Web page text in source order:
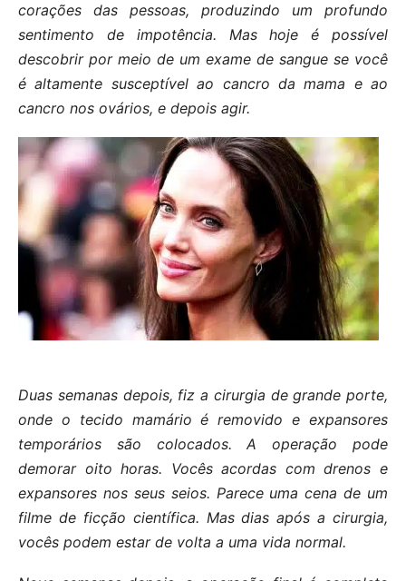
corações das pessoas, produzindo um profundo
sentimento de impotência. Mas hoje é possível
descobrir por meio de um exame de sangue se você
é altamente susceptível ao cancro da mama e ao
cancro nos ovários, e depois agir.
Duas semanas depois, fiz a cirurgia de grande porte,
onde o tecido mamário é removido e expansores
temporários são colocados. A operação pode
demorar oito horas. Vocês acordas com drenos e
expansores nos seus seios. Parece uma cena de um
filme de ficção científica. Mas dias após a cirurgia,
vocês podem estar de volta a uma vida normal.